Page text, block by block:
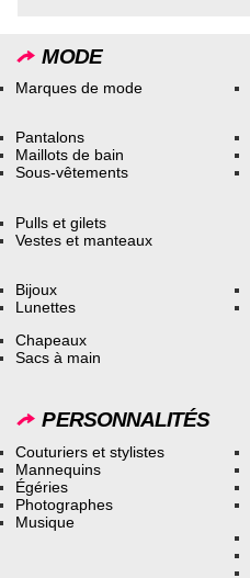
MODE
Marques de mode
Pantalons
Maillots de bain
Sous-vêtements
Pulls et gilets
Vestes et manteaux
Bijoux
Lunettes
Chapeaux
Sacs à main
PERSONNALITÉS
Couturiers et stylistes
Mannequins
Égéries
Photographes
Musique